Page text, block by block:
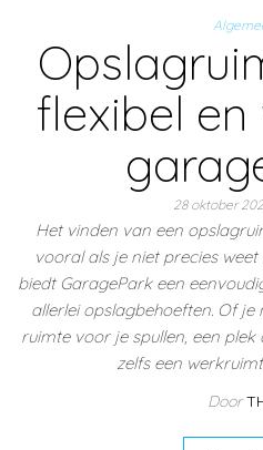
flexibel
28 oktober
Het vinden van een
vooral als je niet precies
biedt GaragePark een
allerlei opslagbehoeften. Of
ruimte voor je spullen, een
zelfs een
Door